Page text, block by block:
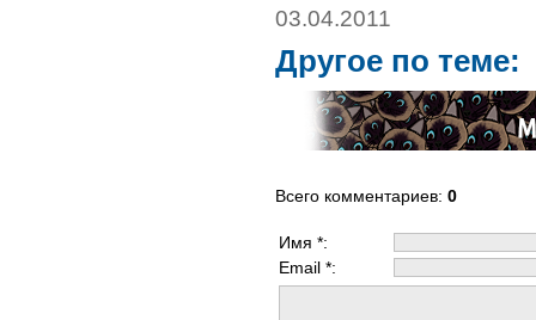
03.04.2011
Другое по теме:
Всего комментариев: 0
Имя *:
Email *: